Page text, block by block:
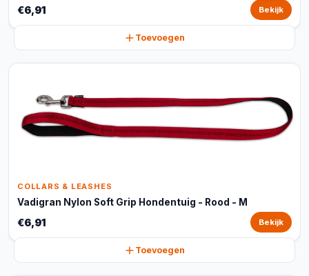
€6,91 Bekijk
Toevoegen
COLLARS & LEASHES
Vadigran Nylon Soft Grip Hondentuig - Rood - M
€6,91 Bekijk
Toevoegen